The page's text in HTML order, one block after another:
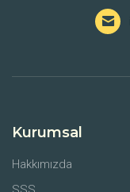
Kurumsal
Hakkımızda